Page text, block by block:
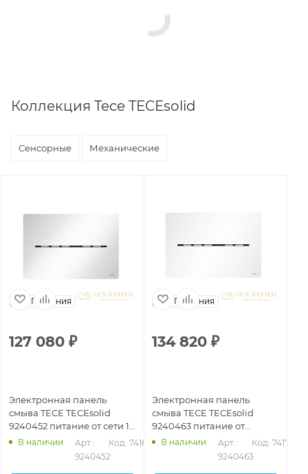
Коллекция Tece TECEsolid
Сенсорные Механические
Германия
127 080 ₽
Электронная панель
смыва TECE TECEsolid
9240452 питание от сети 12
В, белый глянцевый
В наличии
Арт.:
9240452
Код: 74167
Германия
134 820 ₽
Электронная панель
смыва TECE TECEsolid
9240463 питание от
батареи 6 В, белый
В наличии
Арт.:
9240463
Код: 74172